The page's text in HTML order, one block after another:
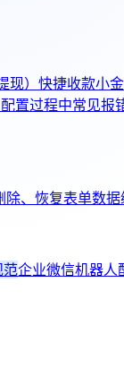
） 快捷收款小
置过程中常见报
除、恢复表单数
范企业微信机器人